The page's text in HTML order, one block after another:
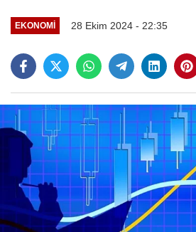
EKONOMI 28 Ekim 2024 - 22:35